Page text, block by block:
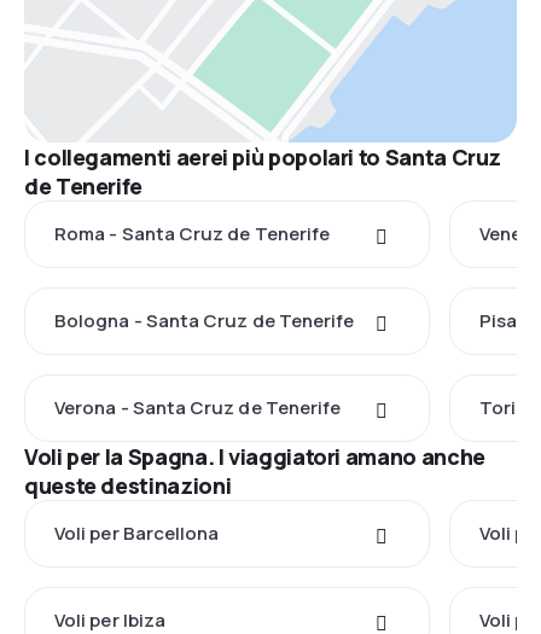
I collegamenti aerei più popolari to Santa Cruz
de Tenerife
Roma - Santa Cruz de Tenerife
Bologna - Santa Cruz de Tenerife Pisa -
Verona - Santa Cruz de Tenerife
Voli per la Spagna. I viaggiatori amano anche
queste destinazioni
Voli per Barcellona Voli
Voli per Ibiza Voli